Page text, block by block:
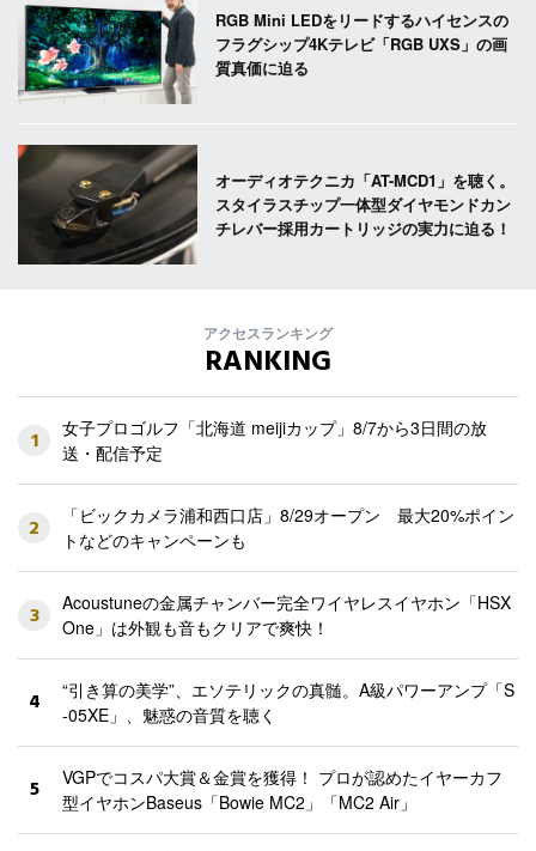
RGB Mini LEDをリードするハイセンスの
フラグシップ4Kテレビ「RGB UXS」の画
質真価に迫る
オーディオテクニカ「AT-MCD1」を聴く。
スタイラスチップ一体型ダイヤモンドカン
チレバー採用カートリッジの実力に迫る！
アクセスランキング
RANKING
1
女子プロゴルフ「北海道 meijiカップ」8/7から3日間の放
送・配信予定
2
「ビックカメラ浦和西口店」8/29オープン 最大20%ポイン
トなどのキャンペーンも
3
Acoustuneの金属チャンバー完全ワイヤレスイヤホン「HSX
One」は外観も音もクリアで爽快！
4
“引き算の美学”、エソテリックの真髄。A級パワーアンプ「S
-05XE」、魅惑の音質を聴く
5
VGPでコスパ大賞＆金賞を獲得！ プロが認めたイヤーカフ
型イヤホンBaseus「Bowie MC2」「MC2 Air」